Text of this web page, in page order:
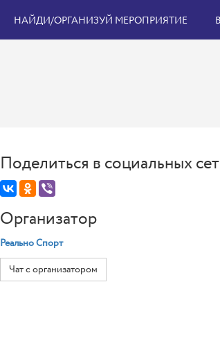
НАЙДИ/ОРГАНИЗУЙ МЕРОПРИЯТИЕ
Поделиться в социальных
Организатор
Реально Спорт
Чат с организатором